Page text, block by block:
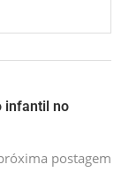
infantil no
postagem